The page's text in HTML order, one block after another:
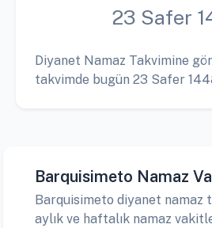
23 Safer
Diyanet Namaz Takvimine
takvimde bugün 23 Safer
Barquisimeto Namaz
Barquisimeto diyanet namaz
aylık ve haftalık namaz